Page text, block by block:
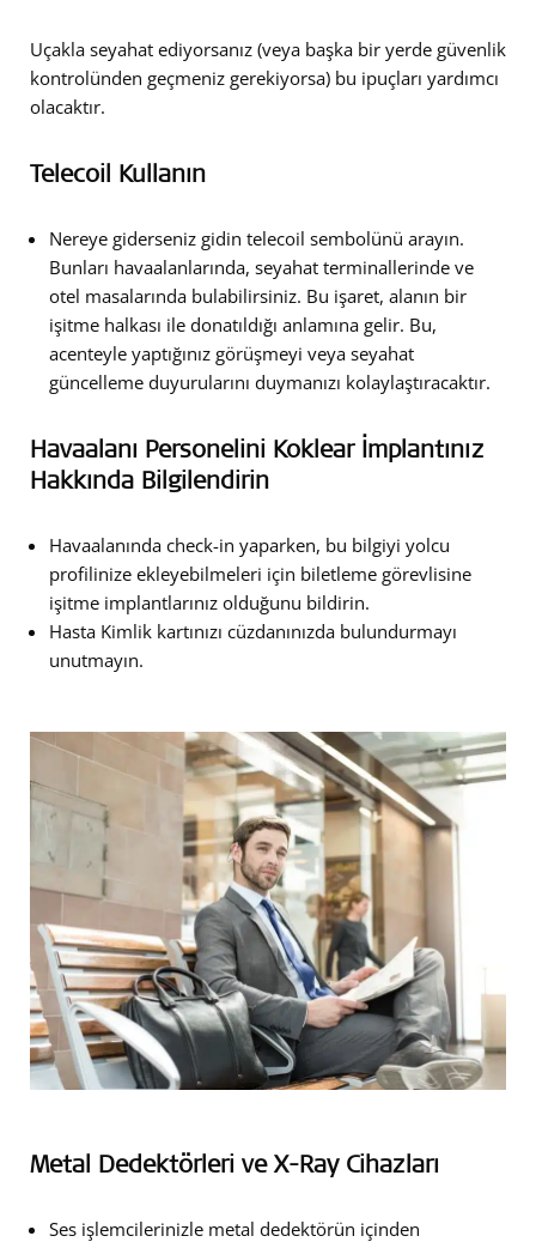
Uçakla seyahat ediyorsanız (veya başka bir yerde güvenlik
kontrolünden geçmeniz gerekiyorsa) bu ipuçları yardımcı
olacaktır.
Telecoil Kullanın
Nereye giderseniz gidin telecoil sembolünü arayın.
Bunları havaalanlarında, seyahat terminallerinde ve
otel masalarında bulabilirsiniz. Bu işaret, alanın bir
işitme halkası ile donatıldığı anlamına gelir. Bu,
acenteyle yaptığınız görüşmeyi veya seyahat
güncelleme duyurularını duymanızı kolaylaştıracaktır.
Havaalanı Personelini Koklear İmplantınız
Hakkında Bilgilendirin
Havaalanında check-in yaparken, bu bilgiyi yolcu
profilinize ekleyebilmeleri için biletleme görevlisine
işitme implantlarınız olduğunu bildirin.
Hasta Kimlik kartınızı cüzdanınızda bulundurmayı
unutmayın.
Metal Dedektörleri ve X-Ray Cihazları
Ses işlemcilerinizle metal dedektörün içinden